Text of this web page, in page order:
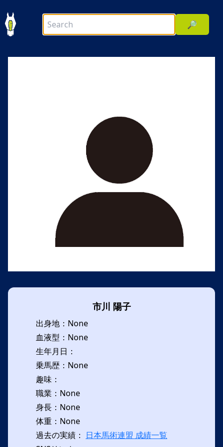
🔎
市川 陽子
出身地：None
血液型：None
生年月日：
乗馬歴：None
趣味：
職業：None
身長：None
体重：None
過去の実績： 日本馬術連盟 成績一覧